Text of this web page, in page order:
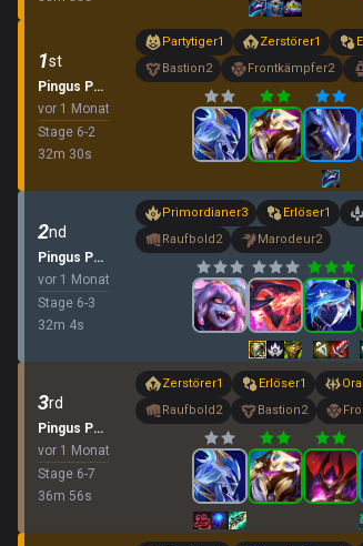
1st
Pingus Party
vor 1 Monat
Stage 6-2
32m 30s
Partytiger1 Zerstörer1
Bastion2 Frontkämpfer2
2nd
Pingus Party
vor 1 Monat
Stage 6-3
32m 4s
Primordianer3 Erlöser1
Raufbold2 Marodeur2
3rd
Pingus Party
vor 1 Monat
Stage 6-7
36m 56s
Zerstörer1 Erlöser1
Raufbold2 Bastion2